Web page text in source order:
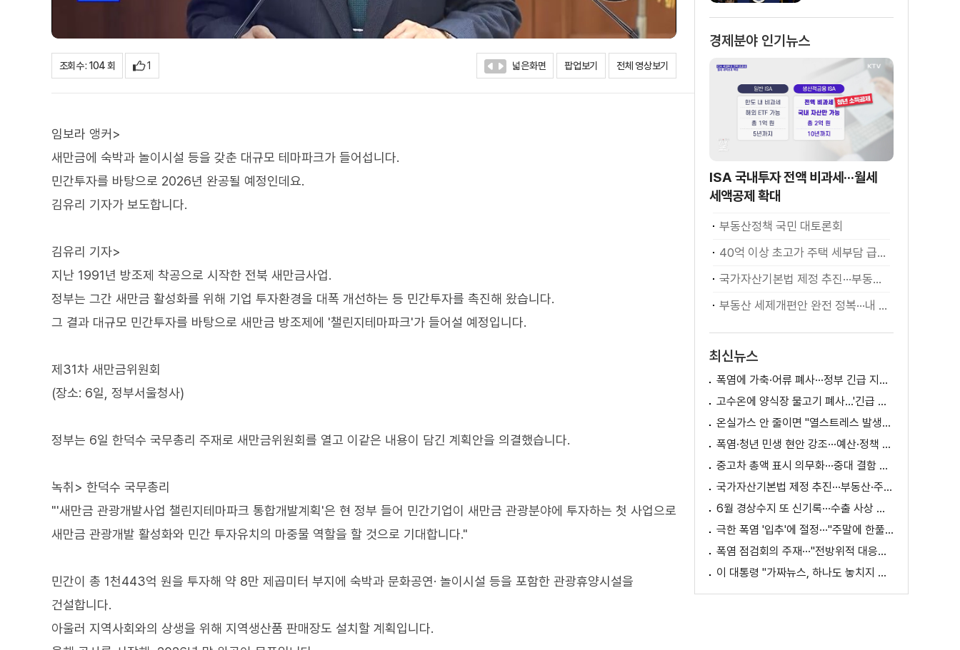
조회수 : 104 회 1 넓은화면 팝업보기 전체 영상보기
임보라 앵커>
새만금에 숙박과 놀이시설 등을 갖춘 대규모 테마파크가 들어섭니다.
민간투자를 바탕으로 2026년 완공될 예정인데요.
김유리 기자가 보도합니다.
김유리 기자>
지난 1991년 방조제 착공으로 시작한 전북 새만금사업.
정부는 그간 새만금 활성화를 위해 기업 투자환경을 대폭 개선하는 등 민간투자를 촉진해 왔습니다.
그 결과 대규모 민간투자를 바탕으로 새만금 방조제에 '챌린지테마파크'가 들어설 예정입니다.
제31차 새만금위원회
(장소: 6일, 정부서울청사)
정부는 6일 한덕수 국무총리 주재로 새만금위원회를 열고 이같은 내용이 담긴 계획안을 의결했습니다.
녹취> 한덕수 국무총리
"'새만금 관광개발사업 챌린지테마파크 통합개발계획'은 현 정부 들어 민간기업이 새만금 관광분야에 투자하는 첫 사업으로
새만금 관광개발 활성화와 민간 투자유치의 마중물 역할을 할 것으로 기대합니다."
민간이 총 1천443억 원을 투자해 약 8만 제곱미터 부지에 숙박과 문화공연· 놀이시설 등을 포함한 관광휴양시설을
건설합니다.
아울러 지역사회와의 상생을 위해 지역생산품 판매장도 설치할 계획입니다.
경제분야 인기뉴스
ISA 국내투자 전액 비과세···월세
세액공제 확대
부동산정책 국민 대토론회
40억 이상 초고가 주택 세부담 급증···실수요자 보호 강화
국가자산기본법 제정 추진···부동산·주식 등 통합 관리
부동산 세제개편안 완전 정복···내 세금 어떻게 달라지나? [K-정책 사용법]
최신뉴스
폭염에 가축·어류 폐사···정부 긴급 지원책 마련
고수온에 양식장 물고기 폐사...'긴급 방류' 지원
온실가스 안 줄이면 "열스트레스 발생일 29배 증가"
폭염·청년 민생 현안 강조···예산·정책 방향 제시
중고차 총액 표시 의무화···중대 결함 시 '계약 해제'
국가자산기본법 제정 추진···부동산·주식 등 통합 관리
6월 경상수지 또 신기록···수출 사상 첫 1천억 달러
극한 폭염 '입추'에 절정···"주말에 한풀 꺾인다"
폭염 점검회의 주재···"전방위적 대응체계 가동"
이 대통령 "가짜뉴스, 하나도 놓치지 말고 바로잡아야"